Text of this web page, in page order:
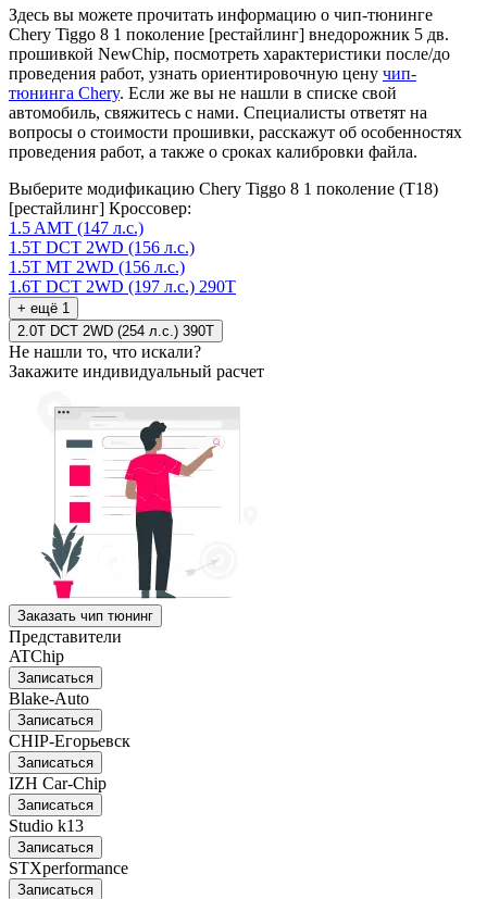
Здесь вы можете прочитать информацию о чип-тюнинге
Chery Tiggo 8 1 поколение [рестайлинг] внедорожник 5 дв.
прошивкой NewChip, посмотреть характеристики после/до
проведения работ, узнать ориентировочную цену чип-
тюнинга Chery. Если же вы не нашли в списке свой
автомобиль, свяжитесь с нами. Специалисты ответят на
вопросы о стоимости прошивки, расскажут об особенностях
проведения работ, а также о сроках калибровки файла.
Выберите модификацию Chery Tiggo 8 1 поколение (Т18)
[рестайлинг] Кроссовер:
1.5 AMT (147 л.с.)
1.5T DCT 2WD (156 л.с.)
1.5T MT 2WD (156 л.с.)
1.6T DCT 2WD (197 л.с.) 290T
+ ещё 1
2.0T DCT 2WD (254 л.с.) 390T
Не нашли то, что искали?
Закажите индивидуальный расчет
Заказать чип тюнинг
Представители
ATChip
Записаться
Blake-Auto
Записаться
CHIP-Егорьевск
Записаться
IZH Car-Chip
Записаться
Studio k13
Записаться
STXperformance
Записаться